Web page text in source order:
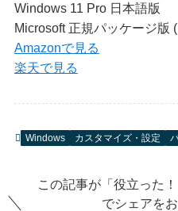
Windows 11 Pro 日本語版
Microsoft 正規パッケージ版
Amazonで見る
楽天で見る
Windows カスタマイズ・設定
この記事が「役立った
でシェアを